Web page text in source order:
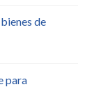
de
para